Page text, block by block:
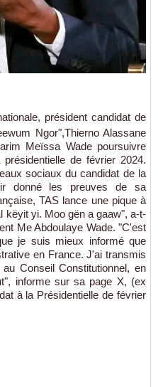
président candidat de
Ngor",Thierno Alassane
Meïssa Wade poursuivre
de février 2024.
sociaux du candidat de la
donné les preuves de sa
TAS lance une pique à
këyit yi. Moo gën a gaaw", a-t-
Me Abdoulaye Wade. "C'est
je suis mieux informé que
en France. J'ai transmis
Conseil Constitutionnel, en
informe sur sa page X, (ex
à la Présidentielle de février